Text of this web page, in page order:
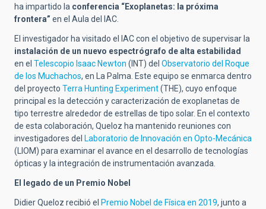
ha impartido la conferencia “Exoplanetas: la próxima
frontera” en el Aula del IAC.
El investigador ha visitado el IAC con el objetivo de supervisar la
instalación de un nuevo espectrógrafo de alta estabilidad
en el Telescopio Isaac Newton (INT) del Observatorio del Roque
de los Muchachos, en La Palma. Este equipo se enmarca dentro
del proyecto Terra Hunting Experiment(THE), cuyo enfoque
principal es la detección y caracterización de exoplanetas de
tipo terrestre alrededor de estrellas de tipo solar. En el contexto
de esta colaboración, Queloz ha mantenido reuniones con
investigadores del Laboratorio de Innovación en Opto-Mecánica
(LIOM) para examinar el avance en el desarrollo de tecnologías
ópticas y la integración de instrumentación avanzada.
El legado de un Premio Nobel
Didier Queloz recibió el Premio Nobel de Física en 2019, junto a